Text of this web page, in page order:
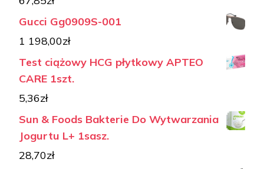
Gucci Gg0909S-001
1 198,00zł
Test ciążowy HCG płytkowy APTEO
CARE 1szt.
5,36zł
Sun & Foods Bakterie Do Wytwarzania
Jogurtu L+ 1sasz.
28,70zł